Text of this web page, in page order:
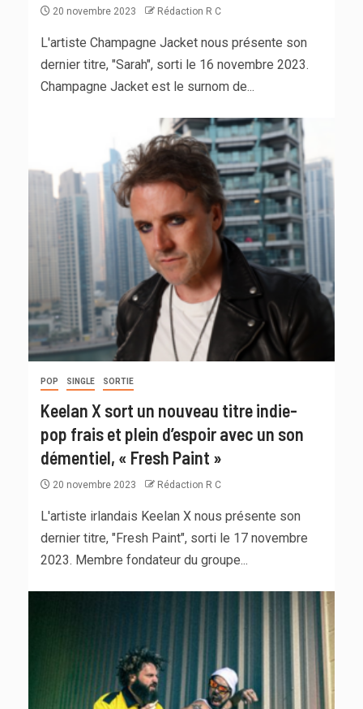
20 novembre 2023 Rédaction R C
L'artiste Champagne Jacket nous présente son
dernier titre, "Sarah", sorti le 16 novembre 2023.
Champagne Jacket est le surnom de...
POP SINGLE SORTIE
Keelan X sort un nouveau titre indie-
pop frais et plein d’espoir avec un son
démentiel, « Fresh Paint »
20 novembre 2023 Rédaction R C
L'artiste irlandais Keelan X nous présente son
dernier titre, "Fresh Paint", sorti le 17 novembre
2023. Membre fondateur du groupe...